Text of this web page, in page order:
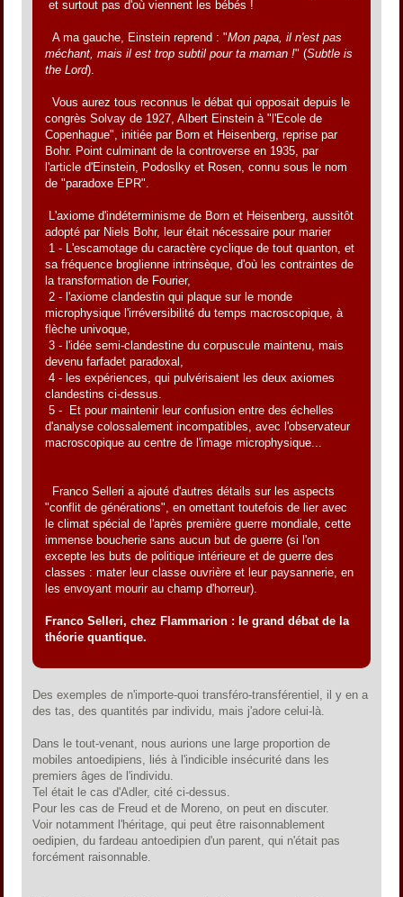
et surtout pas d'où viennent les bébés !
A ma gauche, Einstein reprend : "Mon papa, il n'est pas
méchant, mais il est trop subtil pour ta maman !" (Subtle is
the Lord).
Vous aurez tous reconnus le débat qui opposait depuis le
congrès Solvay de 1927, Albert Einstein à "l'Ecole de
Copenhague", initiée par Born et Heisenberg, reprise par
Bohr. Point culminant de la controverse en 1935, par
l'article d'Einstein, Podoslky et Rosen, connu sous le nom
de "paradoxe EPR".
L'axiome d'indéterminisme de Born et Heisenberg, aussitôt
adopté par Niels Bohr, leur était nécessaire pour marier
1 - L'escamotage du caractère cyclique de tout quanton, et
sa fréquence broglienne intrinsèque, d'où les contraintes de
la transformation de Fourier,
2 - l'axiome clandestin qui plaque sur le monde
microphysique l'irréversibilité du temps macroscopique, à
flèche univoque,
3 - l'idée semi-clandestine du corpuscule maintenu, mais
devenu farfadet paradoxal,
4 - les expériences, qui pulvérisaient les deux axiomes
clandestins ci-dessus.
5 - Et pour maintenir leur confusion entre des échelles
d'analyse colossalement incompatibles, avec l'observateur
macroscopique au centre de l'image microphysique...
Franco Selleri a ajouté d'autres détails sur les aspects
"conflit de générations", en omettant toutefois de lier avec
le climat spécial de l'après première guerre mondiale, cette
immense boucherie sans aucun but de guerre (si l'on
excepte les buts de politique intérieure et de guerre des
classes : mater leur classe ouvrière et leur paysannerie, en
les envoyant mourir au champ d'horreur).
Franco Selleri, chez Flammarion : le grand débat de la
théorie quantique.
Des exemples de n'importe-quoi transféro-transférentiel, il y en a
des tas, des quantités par individu, mais j'adore celui-là.
Dans le tout-venant, nous aurions une large proportion de
mobiles antoedipiens, liés à l'indicible insécurité dans les
premiers âges de l'individu.
Tel était le cas d'Adler, cité ci-dessus.
Pour les cas de Freud et de Moreno, on peut en discuter.
Voir notamment l'héritage, qui peut être raisonnablement
oedipien, du fardeau antoedipien d'un parent, qui n'était pas
forcément raisonnable.